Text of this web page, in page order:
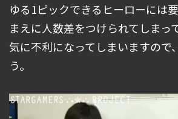
ゆる1ピックできるヒーローには
まえに人数差をつけられてしまっ
気に不利になってしまいますので
う。